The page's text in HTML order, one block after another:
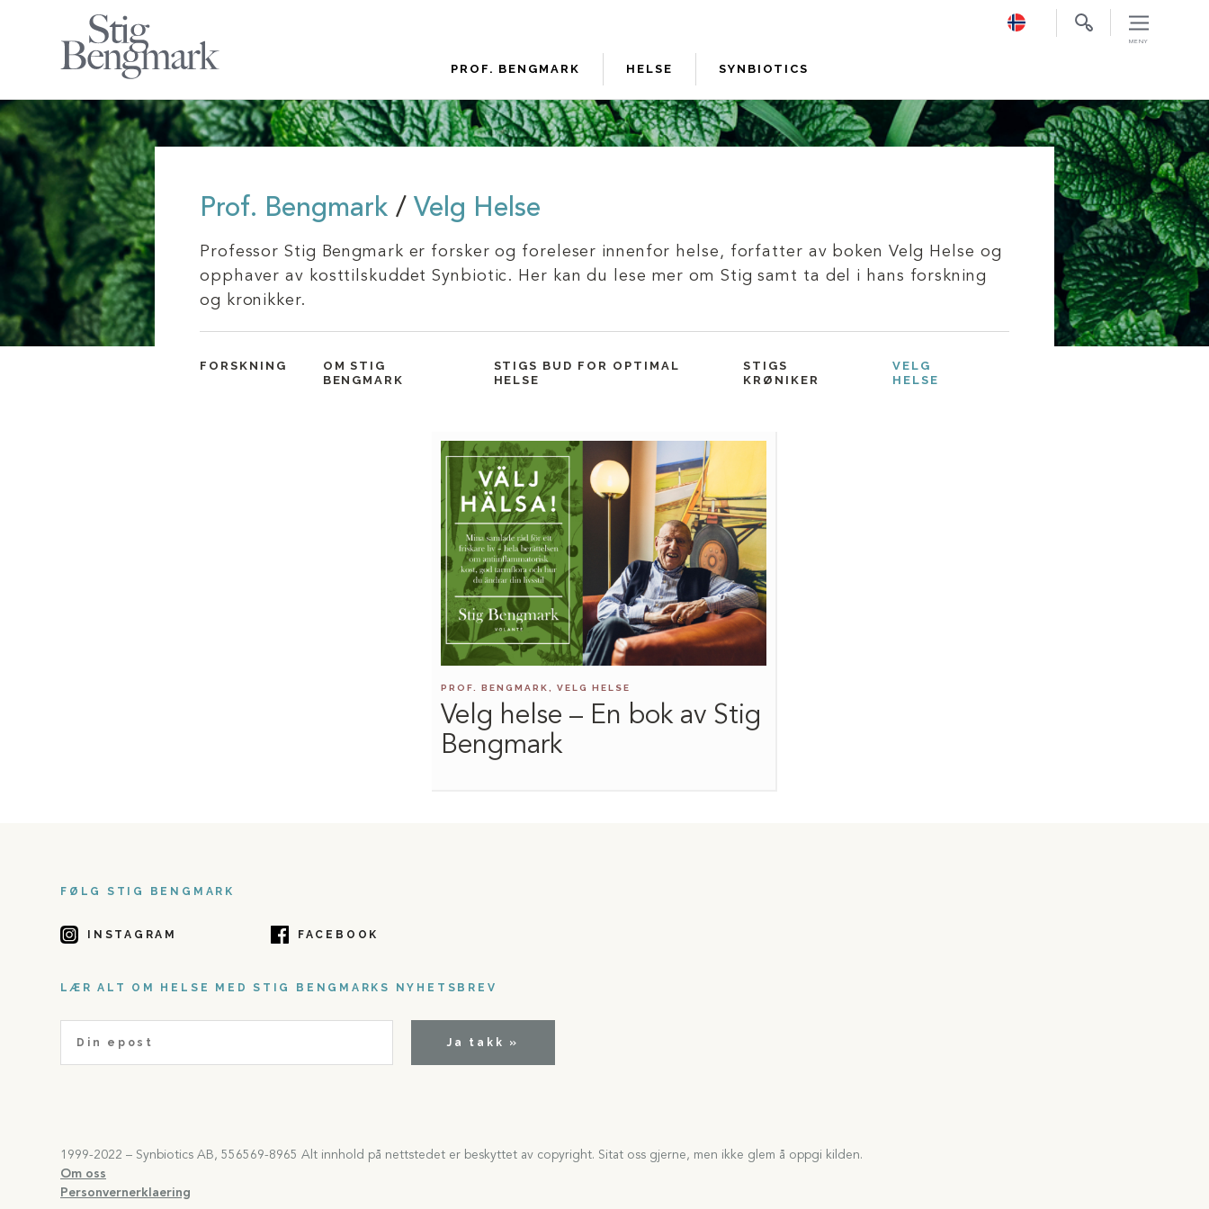
PROF. BENGMARK HELSE SYNBIOTICS
Prof. Bengmark / Velg Helse
Professor Stig Bengmark er forsker og foreleser innenfor helse, forfatter av boken Velg Helse og
opphaver av kosttilskuddet Synbiotic. Her kan du lese mer om Stig samt ta del i hans forskning
og kronikker.
FORSKNING
OM STIG
BENGMARK
STIGS BUD FOR OPTIMAL
HELSE
STIGS
KRØNIKER
VELG
HELSE
PROF. BENGMARK, VELG HELSE
Velg helse – En bok av Stig
Bengmark
FØLG STIG BENGMARK
INSTAGRAM FACEBOOK
LÆR ALT OM HELSE MED STIG BENGMARKS NYHETSBREV
Ja takk »
1999-2022 – Synbiotics AB, 556569-8965 Alt innhold på nettstedet er beskyttet av copyright. Sitat oss gjerne, men ikke glem å oppgi kilden.
Om oss
Personvernerklaering